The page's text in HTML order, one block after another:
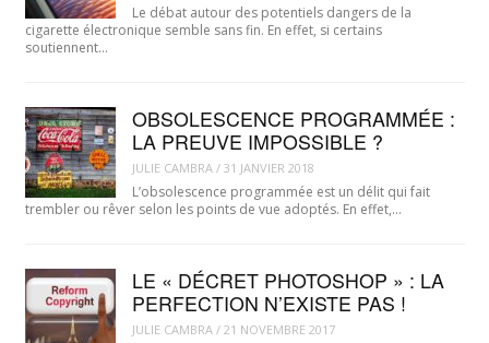
Le débat autour des potentiels dangers de la
cigarette électronique semble sans fin. En effet, si certains
soutiennent…
OBSOLESCENCE PROGRAMMÉE :
LA PREUVE IMPOSSIBLE ?
JULIE CAMBRA/ 31 JANVIER 2018
L’obsolescence programmée est un délit qui fait
trembler ou rêver selon les points de vue adoptés. En effet,…
LE « DÉCRET PHOTOSHOP » : LA
PERFECTION N’EXISTE PAS !
JULIE CAMBRA/ 21 NOVEMBRE 2017